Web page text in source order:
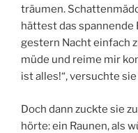
träumen.
hättest das
gestern Nacht einfach
müde und reime mir
ist alles!“, versuchte
Doch dann zuckte sie
hörte: ein Raunen, als